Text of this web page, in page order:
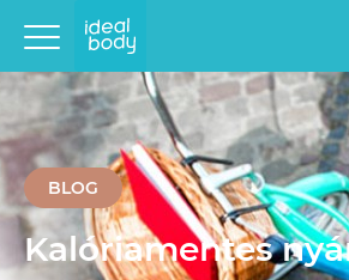
BLOG
Kalóriamentes